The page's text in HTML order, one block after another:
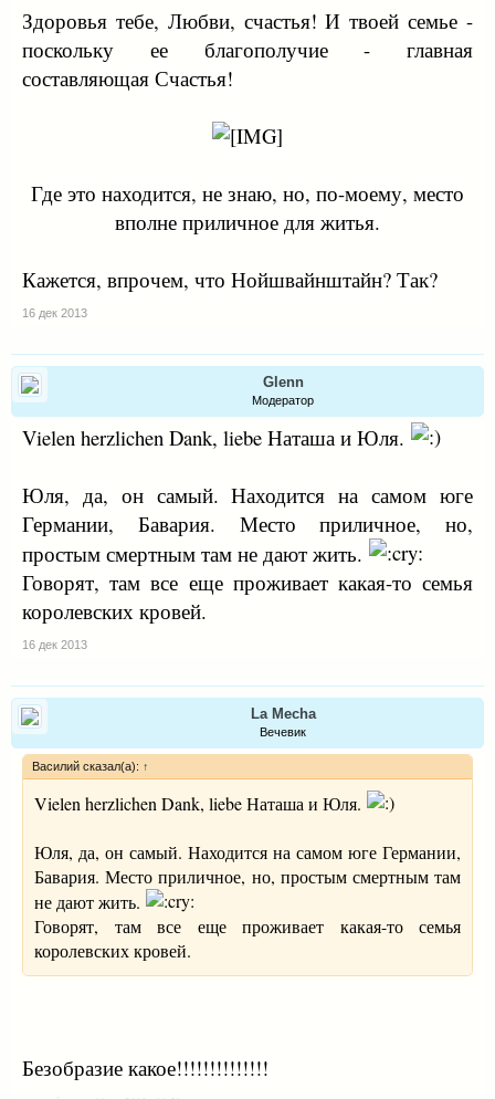
Здоровья тебе, Любви, счастья! И твоей семье -
поскольку ее благополучие - главная
составляющая Счастья!
Где это находится, не знаю, но, по-моему, место
вполне приличное для житья.​
Кажется, впрочем, что Нойшвайнштайн? Так?
16 дек 2013
Glenn
Модератор
Vielen herzlichen Dank, liebe Наташа и Юля.
Юля, да, он самый. Находится на самом юге
Германии, Бавария. Место приличное, но,
простым смертным там не дают жить.
Говорят, там все еще проживает какая-то семья
королевских кровей.
16 дек 2013
La Mecha
Вечевик
Василий сказал(а): ↑
Vielen herzlichen Dank, liebe Наташа и Юля.
Юля, да, он самый. Находится на самом юге Германии,
Бавария. Место приличное, но, простым смертным там
не дают жить.
Говорят, там все еще проживает какая-то семья
королевских кровей.
Безобразие какое!!!!!!!!!!!!!!